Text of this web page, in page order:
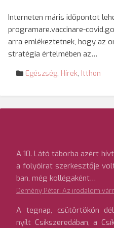
Interneten máris időpontot
programare.vaccinare-
arra emlékeztetnek, hogy az
stratégia értelmében az…
Egészség, Hírek, Itthon
A 10. Látó táborba azért
a folyóirat szerkesztője
ban, még kollégaként…
Demény Péter: Az irodalom
A tegnap, csütörtökön
nyílt Csíkszeredában, a